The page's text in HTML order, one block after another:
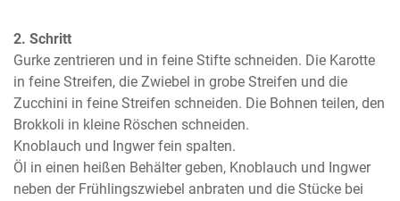
2. Schritt
Gurke zentrieren und in feine Stifte schneiden. Die Karotte
in feine Streifen, die Zwiebel in grobe Streifen und die
Zucchini in feine Streifen schneiden. Die Bohnen teilen, den
Brokkoli in kleine Röschen schneiden.
Knoblauch und Ingwer fein spalten.
Öl in einen heißen Behälter geben, Knoblauch und Ingwer
neben der Frühlingszwiebel anbraten und die Stücke bei